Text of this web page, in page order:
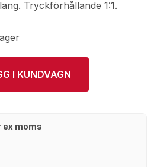
Tryckförhållande 1:1.
I KUNDVAGN
ex moms